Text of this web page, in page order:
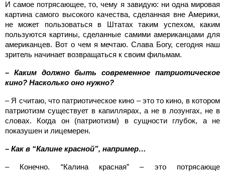
И самое потрясающее, то, чему я завидую: ни одна мировая
картина самого высокого качества, сделанная вне Америки,
не может пользоваться в Штатах таким успехом, каким
пользуются картины, сделанные самими американцами для
американцев. Вот о чем я мечтаю. Слава Богу, сегодня наш
зритель начинает возвращаться к своим фильмам.
– Каким должно быть современное патриотическое
кино? Насколько оно нужно?
– Я считаю, что патриотическое кино – это то кино, в котором
патриотизм существует в капиллярах, а не в лозунгах, не в
словах. Когда он (патриотизм) в сущности глубок, а не
показушен и лицемерен.
– Как в “Калине красной”, например…
– Конечно. “Калина красная” – это потрясающе